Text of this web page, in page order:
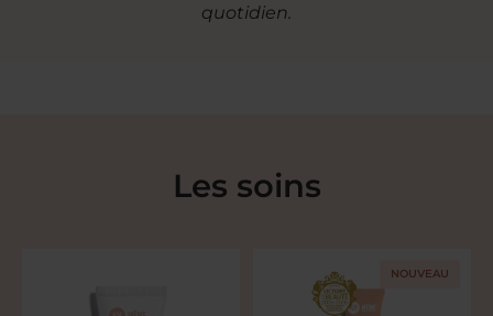
quotidien.
Les soins
NOUVEAU